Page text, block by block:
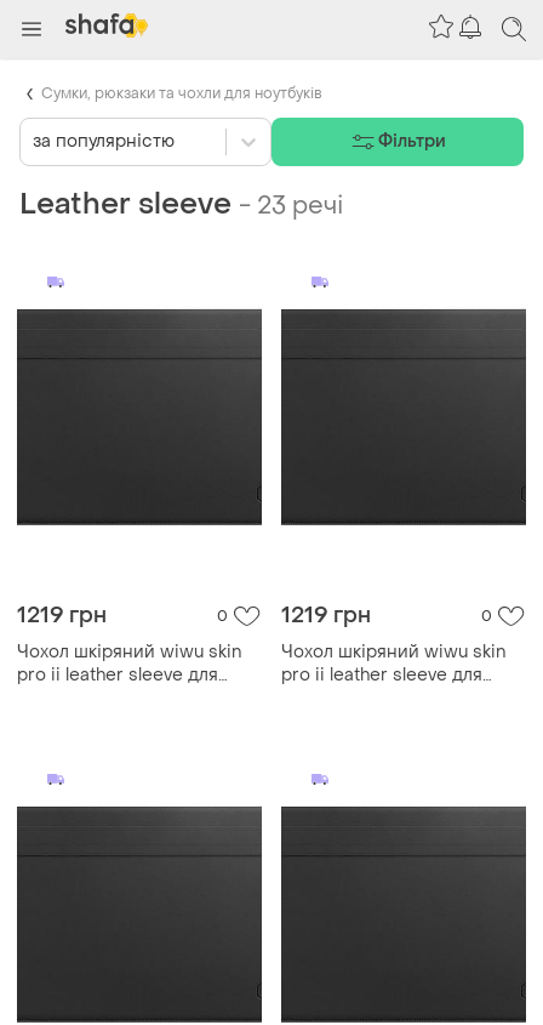
Leather sleeve - 23 речі
1219 грн 0
Чохол шкіряний wiwu skin
pro ii leather sleeve для
1219 грн 0
Чохол шкіряний wiwu skin
pro ii leather sleeve для
за популярністю Фільтри
Сумки, рюкзаки та чохли для ноутбуків